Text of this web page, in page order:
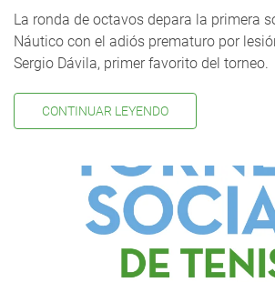
La ronda de octavos depara la primera
Náutico con el adiós prematuro por
Sergio Dávila, primer favorito del torneo.
CONTINUAR LEYENDO